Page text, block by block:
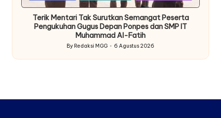
Terik Mentari Tak Surutkan Semangat Peserta
Pengukuhan Gugus Depan Ponpes dan SMP IT
Muhammad Al-Fatih
Posted
by
By Redaksi MGG 6 Agustus 2026